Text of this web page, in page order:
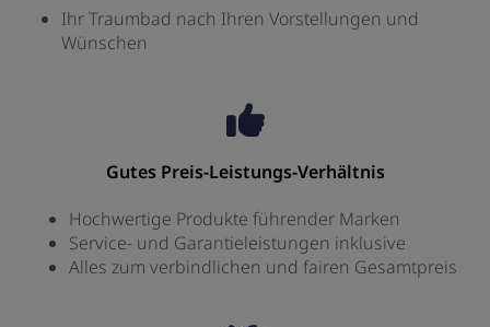
Ihr Traumbad nach Ihren Vorstellungen und
Wünschen
Gutes Preis-Leistungs-Verhältnis
Hochwertige Produkte führender Marken
Service- und Garantieleistungen inklusive
Alles zum verbindlichen und fairen Gesamtpreis